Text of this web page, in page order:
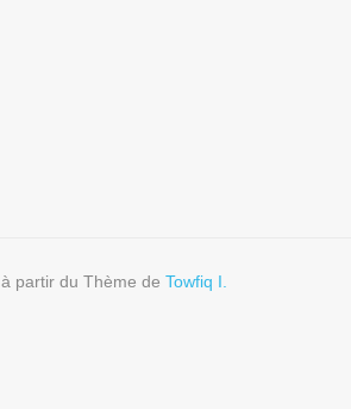
à partir du Thème deTowfiq I.